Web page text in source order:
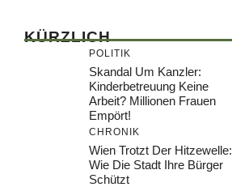
KÜRZLICH
POLITIK
Skandal Um Kanzler:
Kinderbetreuung Keine
Arbeit? Millionen Frauen
Empört!
CHRONIK
Wien Trotzt Der Hitzewelle:
Wie Die Stadt Ihre Bürger
Schützt